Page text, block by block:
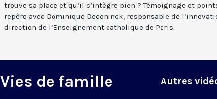
trouve sa place et qu’il s’intègre bien ? Témoignage et
repère avec Dominique Deconinck, responsable de
direction de l’Enseignement catholique de Paris.
Vies de famille Autres